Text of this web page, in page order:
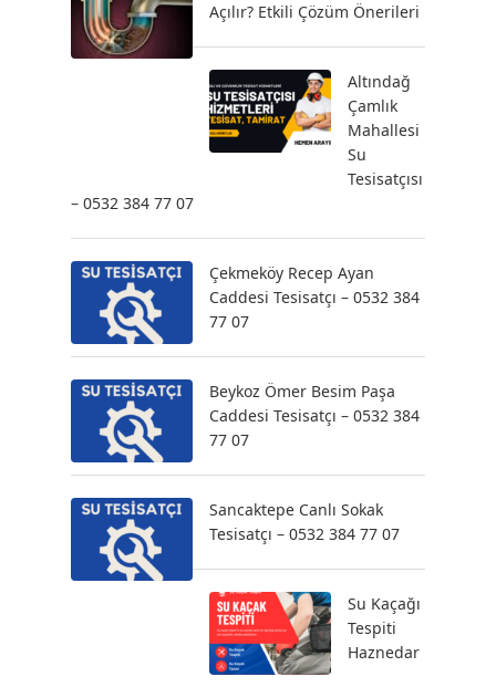
Açılır? Etkili Çözüm Önerileri
Altındağ
Çamlık
Mahallesi
Su
Tesisatçısı
– 0532 384 77 07
Çekmeköy Recep Ayan
Caddesi Tesisatçı – 0532 384
77 07
Beykoz Ömer Besim Paşa
Caddesi Tesisatçı – 0532 384
77 07
Sancaktepe Canlı Sokak
Tesisatçı – 0532 384 77 07
Su Kaçağı
Tespiti
Haznedar